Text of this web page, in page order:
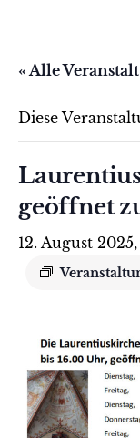
« Alle
Diese
geöffnet
12. August